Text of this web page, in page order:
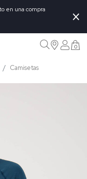
en una compra
×
0
Camisetas